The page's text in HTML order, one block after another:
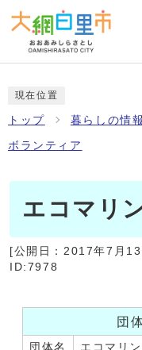
現在位置
トップ 暮らしの情報
ボランティア
エコマリ
[公開日： 2017年7月13
ID:7978
団
団体名
エコマリ